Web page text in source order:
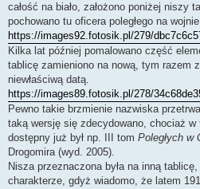
całość na biało, założono poniżej niszy
pochowano tu oficera poległego na
https://images92.fotosik.pl/279/
Kilka lat później pomalowano część
tablicę zamieniono na nową, tym razem
niewłaściwą datą.
https://images89.fotosik.pl/278/
Pewno takie brzmienie nazwiska
taką wersję się zdecydowano, chociaż
dostępny już był np. III tom Poległych w
Drogomira (wyd. 2005).
Nisza przeznaczona była na inną
charakterze, gdyż wiadomo, że latem